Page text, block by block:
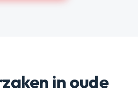
in oude